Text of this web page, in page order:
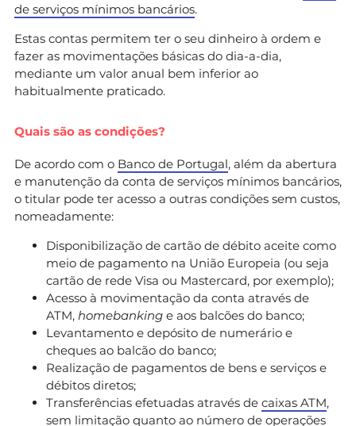
de serviços mínimos bancários.
Estas contas permitem ter o seu dinheiro à ordem e
fazer as movimentações básicas do dia-a-dia,
mediante um valor anual bem inferior ao
habitualmente praticado.
Quais são as condições?
De acordo com o Banco de Portugal, além da abertura
e manutenção da conta de serviços mínimos bancários,
o titular pode ter acesso a outras condições sem custos,
nomeadamente:
Disponibilização de cartão de débito aceite como
meio de pagamento na União Europeia (ou seja
cartão de rede Visa ou Mastercard, por exemplo);
Acesso à movimentação da conta através de
ATM, homebanking e aos balcões do banco;
Levantamento e depósito de numerário e
cheques ao balcão do banco;
Realização de pagamentos de bens e serviços e
débitos diretos;
Transferências efetuadas através de caixas ATM,
sem limitação quanto ao número de operações